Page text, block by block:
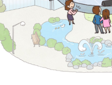
50+1 주년 기념
성과 50선 숫자로 보는 50년
세계와 함께 한 KIHASA